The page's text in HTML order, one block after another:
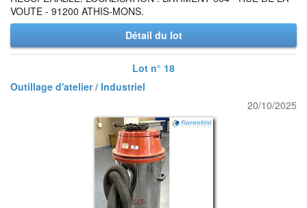
VOUTE - 91200 ATHIS-MONS.
Détail du lot
Lot n° 18
Outillage d'atelier / Industriel
20/10/2025